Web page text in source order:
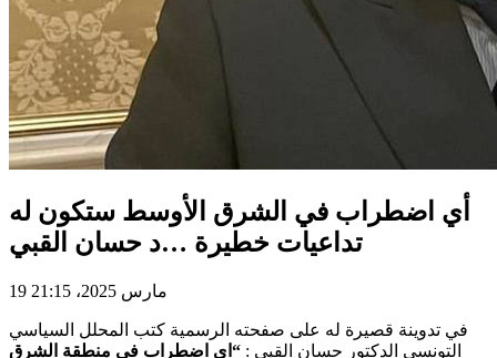
أي اضطراب في الشرق الأوسط ستكون له
تداعيات خطيرة …د حسان القبي
19 مارس 2025، 21:15
في تدوينة قصيرة له على صفحته الرسمية كتب المحلل السياسي
التونسي الدكتور حسان القبي : “اي اضطراب في منطقة الشرق